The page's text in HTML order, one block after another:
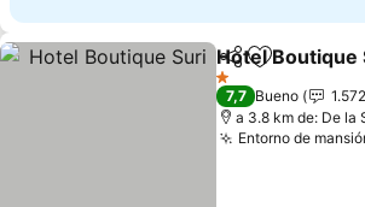
CompartirAgregar a
Hotel Boutique
1 Estrellas
7,7 Bueno
a 3.8 km de: De la
Entorno de